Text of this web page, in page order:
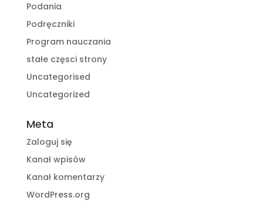
Podania
Podręczniki
Program nauczania
stałe częsci strony
Uncategorised
Uncategorized
Meta
Zaloguj się
Kanał wpisów
Kanał komentarzy
WordPress.org